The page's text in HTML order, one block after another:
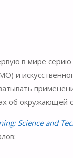
в мире
и
об окружающей
Science and